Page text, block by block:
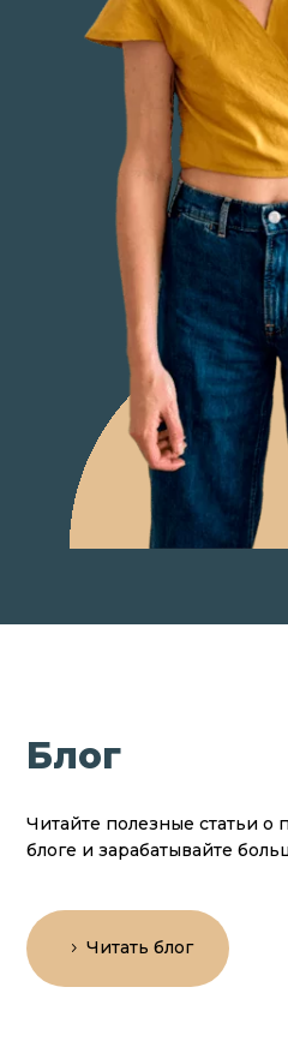
Блог
Читайте полезные статьи
блоге и зарабатывайте
Читать блог